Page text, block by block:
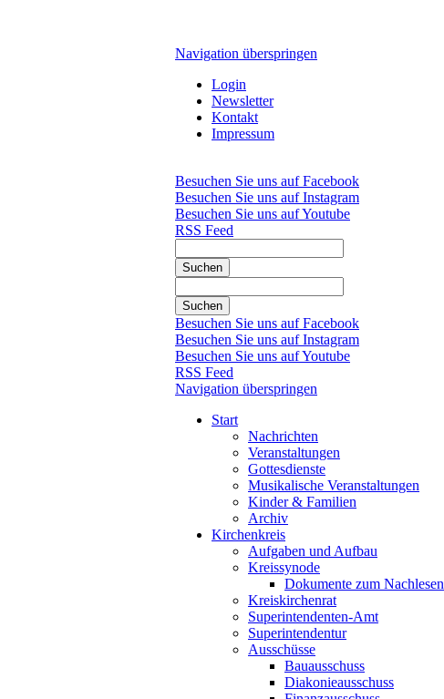
Navigation überspringen
Login
Newsletter
Kontakt
Impressum
Besuchen Sie uns auf Facebook
Besuchen Sie uns auf Instagram
Besuchen Sie uns auf Youtube
RSS Feed
Suchen
Suchen
Besuchen Sie uns auf Facebook
Besuchen Sie uns auf Instagram
Besuchen Sie uns auf Youtube
RSS Feed
Navigation überspringen
Start
Nachrichten
Veranstaltungen
Gottesdienste
Musikalische Veranstaltungen
Kinder & Familien
Archiv
Kirchenkreis
Aufgaben und Aufbau
Kreissynode
Dokumente zum Nachlesen
Kreiskirchenrat
Superintendenten-Amt
Superintendentur
Ausschüsse
Bauausschuss
Diakonieausschuss